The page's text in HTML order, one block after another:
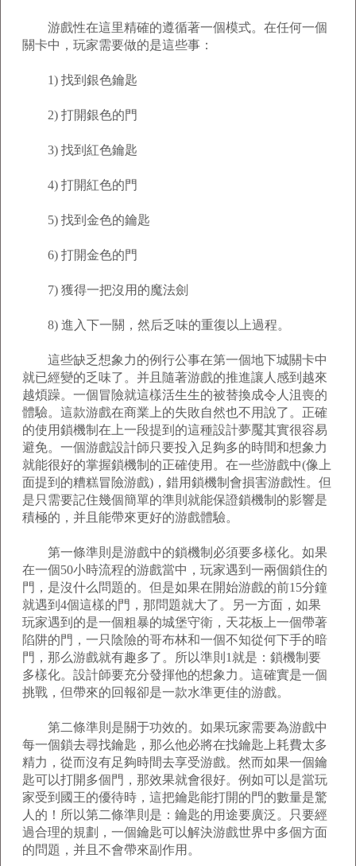
游戲性在這里精確的遵循著一個模式。在任何一個
關卡中，玩家需要做的是這些事：
1) 找到銀色鑰匙
2) 打開銀色的門
3) 找到紅色鑰匙
4) 打開紅色的門
5) 找到金色的鑰匙
6) 打開金色的門
7) 獲得一把沒用的魔法劍
8) 進入下一關，然后乏味的重復以上過程。
這些缺乏想象力的例行公事在第一個地下城關卡中
就已經變的乏味了。并且隨著游戲的推進讓人感到越來
越煩躁。一個冒險就這樣活生生的被替換成令人沮喪的
體驗。這款游戲在商業上的失敗自然也不用說了。正確
的使用鎖機制在上一段提到的這種設計夢魘其實很容易
避免。一個游戲設計師只要投入足夠多的時間和想象力
就能很好的掌握鎖機制的正確使用。在一些游戲中(像上
面提到的糟糕冒險游戲)，錯用鎖機制會損害游戲性。但
是只需要記住幾個簡單的準則就能保證鎖機制的影響是
積極的，并且能帶來更好的游戲體驗。
第一條準則是游戲中的鎖機制必須要多樣化。如果
在一個50小時流程的游戲當中，玩家遇到一兩個鎖住的
門，是沒什么問題的。但是如果在開始游戲的前15分鐘
就遇到4個這樣的門，那問題就大了。另一方面，如果
玩家遇到的是一個粗暴的城堡守衛，天花板上一個帶著
陷阱的門，一只陰險的哥布林和一個不知從何下手的暗
門，那么游戲就有趣多了。所以準則1就是：鎖機制要
多樣化。設計師要充分發揮他的想象力。這確實是一個
挑戰，但帶來的回報卻是一款水準更佳的游戲。
第二條準則是關于功效的。如果玩家需要為游戲中
每一個鎖去尋找鑰匙，那么他必將在找鑰匙上耗費太多
精力，從而沒有足夠時間去享受游戲。然而如果一個鑰
匙可以打開多個門，那效果就會很好。例如可以是當玩
家受到國王的優待時，這把鑰匙能打開的門的數量是驚
人的！所以第二條準則是：鑰匙的用途要廣泛。只要經
過合理的規劃，一個鑰匙可以解決游戲世界中多個方面
的問題，并且不會帶來副作用。